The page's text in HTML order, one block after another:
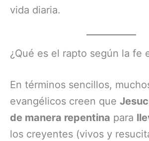
vida diaria.
¿Qué es el rapto según la fe
En términos sencillos,
evangélicos creen que
de manera repentina para
los creyentes (vivos y